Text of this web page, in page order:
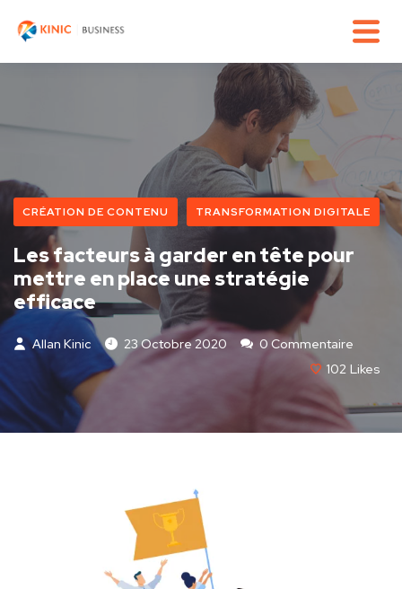
CRÉATION DE CONTENU TRANSFORMATION DIGITALE
Les facteurs à garder en tête pour
mettre en place une stratégie
efficace
Allan Kinic 23 Octobre 2020
0 Commentaire
102 Likes